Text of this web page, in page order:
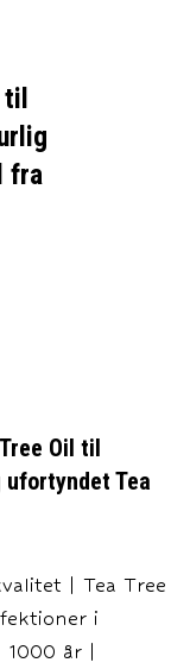
fra
Oil til
ufortyndet Tea
| Tea Tree
i
1000 år |